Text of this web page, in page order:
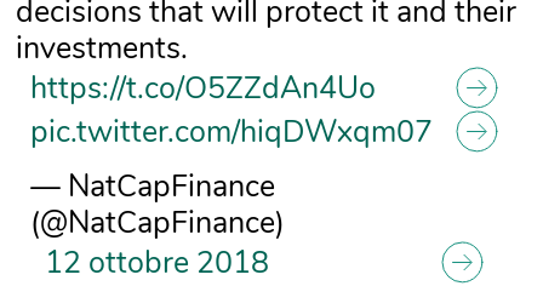
decisions that will protect it and their
investments.
https://t.co/O5ZZdAn4Uo
pic.twitter.com/hiqDWxqm07
— NatCapFinance
(@NatCapFinance)
12 ottobre 2018